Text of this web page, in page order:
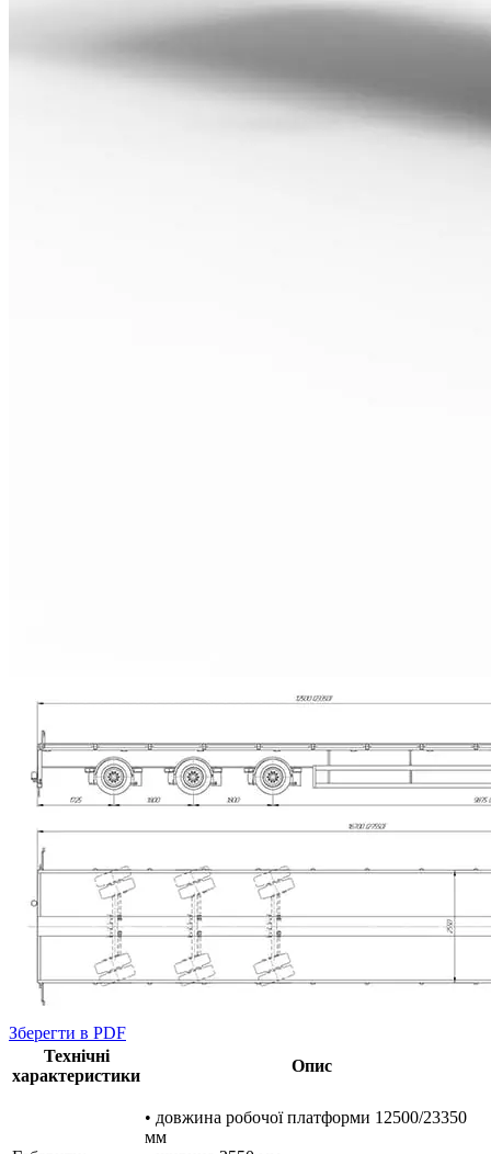
Зберегти в PDF
Технічні
характеристики
Опис
• довжина робочої платформи 12500/23350
мм